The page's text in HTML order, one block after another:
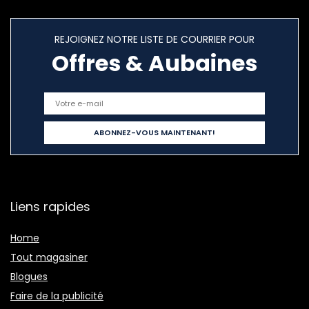
REJOIGNEZ NOTRE LISTE DE COURRIER POUR
Offres & Aubaines
Liens rapides
Home
Tout magasiner
Blogues
Faire de la publicité